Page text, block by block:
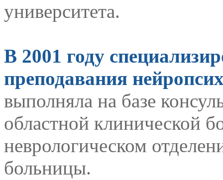
университета.
В 2001 году
преподавания
выполняла на базе
областной клинической
неврологическом
больницы.